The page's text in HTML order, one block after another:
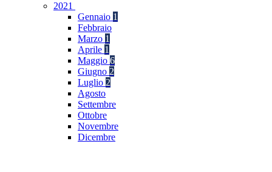
2021
Gennaio 1
Febbraio
Marzo 1
Aprile 1
Maggio 6
Giugno 2
Luglio 2
Agosto
Settembre
Ottobre
Novembre
Dicembre